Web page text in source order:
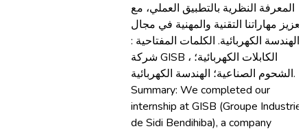
المعرفة النظرية بالتطبيق العملي، مع
تعزيز مهاراتنا التقنية والمهنية في مجال
الهندسة الكهربائية. الكلمات المفتاحية :
شركة GISB ، الكابلات الكهربائية؛
الشحوم الصناعية؛ الهندسة الكهربائية.
Summary: We completed our
internship at GISB (Groupe Industriel
de Sidi Bendihiba), a company